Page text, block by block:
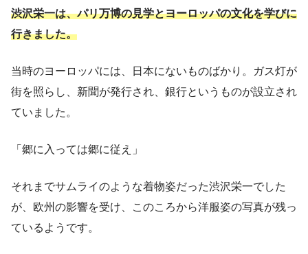
渋沢栄一は、パリ万博の見学とヨーロッパの文化を学びに
行きました。
当時のヨーロッパには、日本にないものばかり。ガス灯が
街を照らし、新聞が発行され、銀行というものが設立され
ていました。
「郷に入っては郷に従え」
それまでサムライのような着物姿だった渋沢栄一でした
が、欧州の影響を受け、このころから洋服姿の写真が残っ
ているようです。